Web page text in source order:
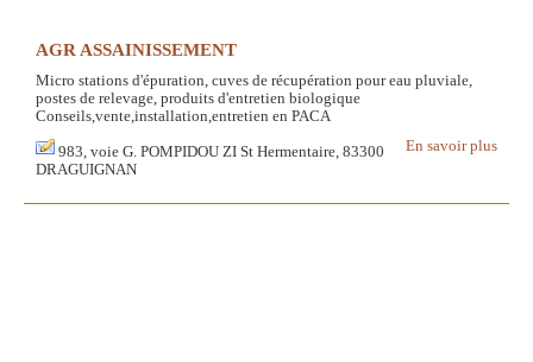
AGR ASSAINISSEMENT
Micro stations d'épuration, cuves de récupération pour eau pluviale,
postes de relevage, produits d'entretien biologique
Conseils,vente,installation,entretien en PACA
En savoir plus
983, voie G. POMPIDOU ZI St Hermentaire, 83300
DRAGUIGNAN